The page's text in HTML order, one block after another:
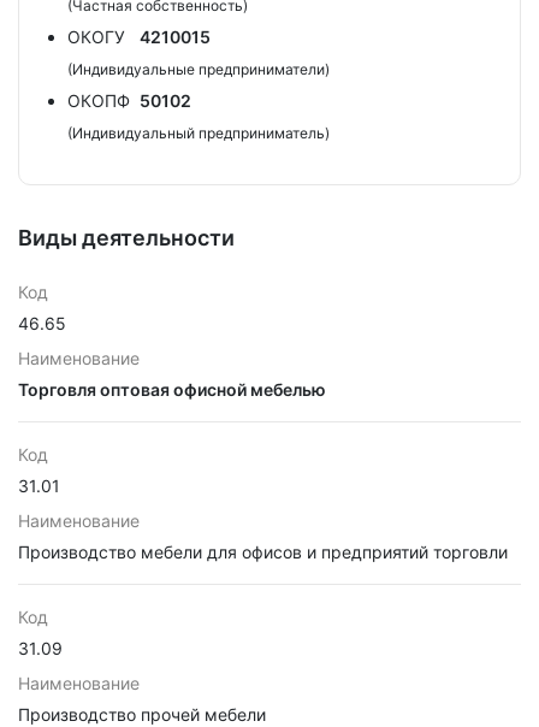
(Частная собственность)
ОКОГУ 4210015
(Индивидуальные предприниматели)
ОКОПФ 50102
(Индивидуальный предприниматель)
Виды деятельности
Код
46.65
Наименование
Торговля оптовая офисной мебелью
Код
31.01
Наименование
Производство мебели для офисов и предприятий торговли
Код
31.09
Наименование
Производство прочей мебели